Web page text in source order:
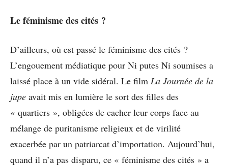
Le féminisme des cités ?
D’ailleurs, où est passé le féminisme des cités ?
L’engouement médiatique pour Ni putes Ni soumises a
laissé place à un vide sidéral. Le film La Journée de la
jupe avait mis en lumière le sort des filles des
« quartiers », obligées de cacher leur corps face au
mélange de puritanisme religieux et de virilité
exacerbée par un patriarcat d’importation. Aujourd’hui,
quand il n’a pas disparu, ce « féminisme des cités » a